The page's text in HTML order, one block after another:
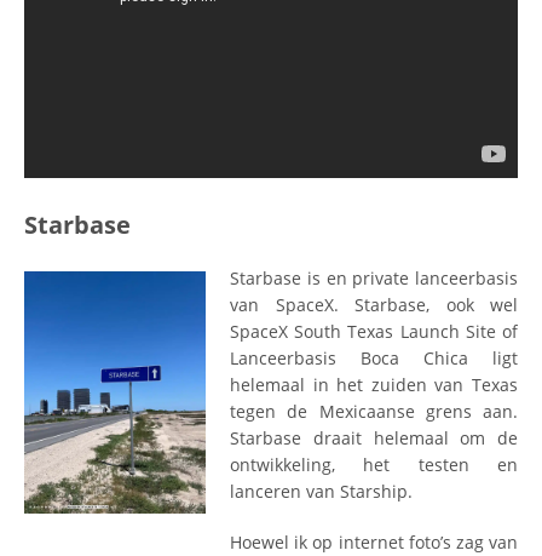
Starbase
Starbase is en private lanceerbasis
van SpaceX. Starbase, ook wel
SpaceX South Texas Launch Site of
Lanceerbasis Boca Chica ligt
helemaal in het zuiden van Texas
tegen de Mexicaanse grens aan.
Starbase draait helemaal om de
ontwikkeling, het testen en
lanceren van Starship.
Hoewel ik op internet foto’s zag van